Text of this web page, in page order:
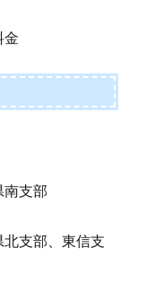
金
南支部
支部、東信支